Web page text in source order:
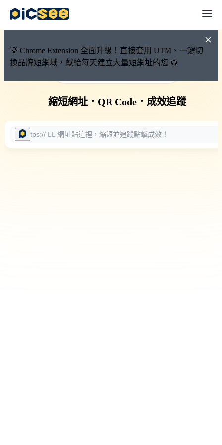
💡 Chrome Extension 全面升級！直接套用 UTM、一鍵切
換品牌短網域，獻給每天建立大量短網址的您 🌻
🚀 PicSee 短網址永久有效
縮短網址． QR Code． 成效追蹤